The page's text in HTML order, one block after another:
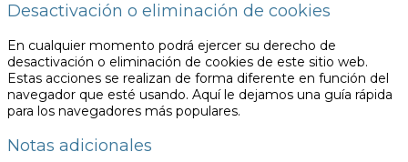
Desactivación o eliminación de cookies
En cualquier momento podrá ejercer su derecho de
desactivación o eliminación de cookies de este sitio web.
Estas acciones se realizan de forma diferente en función del
navegador que esté usando. Aquí le dejamos una guía rápida
para los navegadores más populares.
Notas adicionales